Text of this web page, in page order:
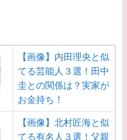
【画像】内田理央と似
てる芸能人３選！田中
圭との関係は？実家が
お金持ち！
【画像】北村匠海と似
てる有名人３選！父親